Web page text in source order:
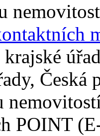
Česká
POINT